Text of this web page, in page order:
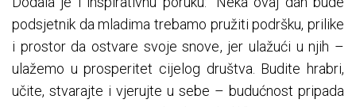
podsjetnik da mladima trebamo pružiti podršku, prilike
i prostor da ostvare svoje snove, jer ulažući u njih –
ulažemo u prosperitet cijelog društva. Budite hrabri,
učite, stvarajte i vjerujte u sebe – budućnost pripada